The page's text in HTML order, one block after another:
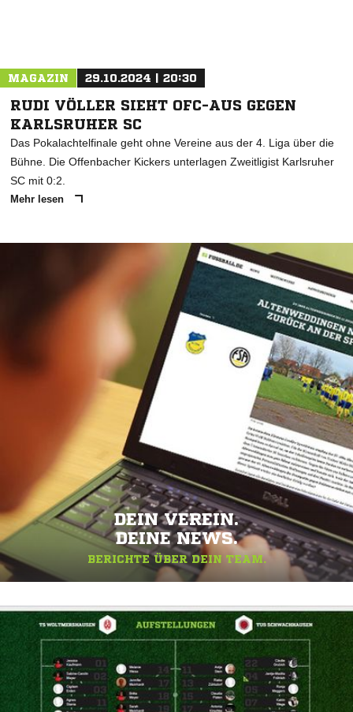
MAGAZIN 29.10.2024 | 20:30
RUDI VÖLLER SIEHT OFC-AUS GEGEN
KARLSRUHER SC
Das Pokalachtelfinale geht ohne Vereine aus der 4. Liga über die
Bühne. Die Offenbacher Kickers unterlagen Zweitligist Karlsruher
SC mit 0:2.
Mehr lesen
DEIN VEREIN.
DEINE NEWS.
BERICHTE ÜBER DEIN TEAM.